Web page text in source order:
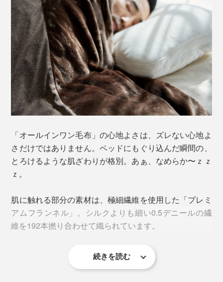
「オールインワン毛布」は、この悩みを解決する救世
主。ただの１枚毛布ではなく、中に掛け布団を入れられ
る構造で、それ自体にも中わたを入れた、新ジャンルの
寝具。いわば、「毛布つき掛け布団 兼 掛け布団カバ
ー」です。
け布団を入れずに単体でも使えるから、秋〜冬〜春と３
シーズン活躍。
「オールインワン毛布」の心地よさは、ズレない心地よ
さだけではありません。ベッドにもぐり込んだ瞬間の、
とろけるような肌ざわりが格別。あぁ、なめらか〜ｚｚ
ｚ。
肌に触れる部分の素材は、極細繊維を使用した「プレミ
アムフランネル」。シルクよりも細い0.5デニールの繊
維を192本撚り合わせて織られています。
続きを読む